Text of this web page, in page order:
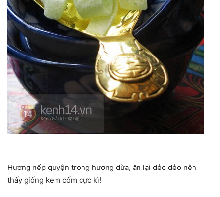
Hương nếp quyện trong hương dừa, ăn lại dẻo dẻo nên
thấy giống kem cốm cực kì!